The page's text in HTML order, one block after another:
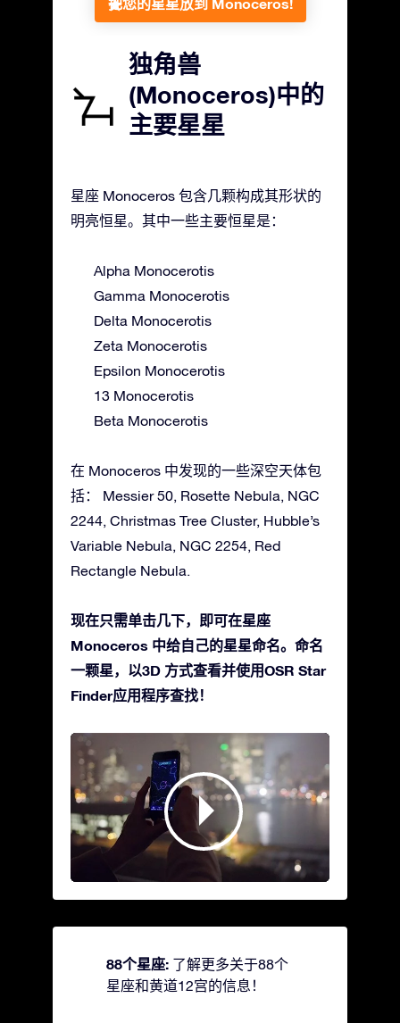
把您的星星放到 Monoceros!
独角兽
(Monoceros)中的
主要星星
星座 Monoceros 包含几颗构成其形状的
明亮恒星。其中一些主要恒星是：
Alpha Monocerotis
Gamma Monocerotis
Delta Monocerotis
Zeta Monocerotis
Epsilon Monocerotis
13 Monocerotis
Beta Monocerotis
在 Monoceros 中发现的一些深空天体包
括： Messier 50, Rosette Nebula, NGC
2244, Christmas Tree Cluster, Hubble’s
Variable Nebula, NGC 2254, Red
Rectangle Nebula.
现在只需单击几下，即可在星座
Monoceros 中给自己的星星命名。命名
一颗星，以3D 方式查看并使用OSR Star
Finder应用程序查找！
88个星座: 了解更多关于88个
星座和黄道12宫的信息！